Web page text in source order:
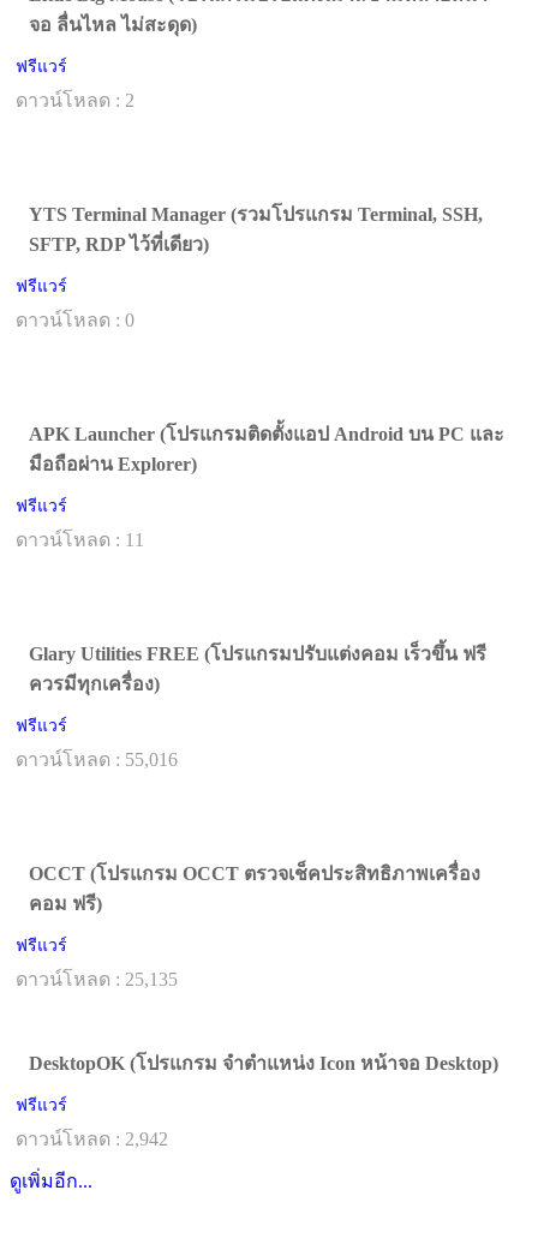
จอ ลื่นไหล ไม่สะดุด)
ฟรีแวร์
ดาวน์โหลด : 2
YTS Terminal Manager (รวมโปรแกรม Terminal, SSH,
SFTP, RDP ไว้ที่เดียว)
ฟรีแวร์
ดาวน์โหลด : 0
APK Launcher (โปรแกรมติดตั้งแอป Android บน PC และ
มือถือผ่าน Explorer)
ฟรีแวร์
ดาวน์โหลด : 11
Glary Utilities FREE (โปรแกรมปรับแต่งคอม เร็วขึ้น ฟรี
ควรมีทุกเครื่อง)
ฟรีแวร์
ดาวน์โหลด : 55,016
OCCT (โปรแกรม OCCT ตรวจเช็คประสิทธิภาพเครื่อง
คอม ฟรี)
ฟรีแวร์
ดาวน์โหลด : 25,135
DesktopOK (โปรแกรม จำตำแหน่ง Icon หน้าจอ Desktop)
ฟรีแวร์
ดาวน์โหลด : 2,942
ดูเพิ่มอีก...